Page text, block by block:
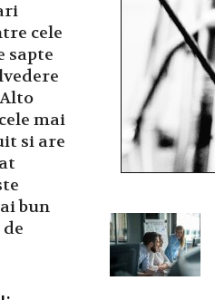
cele
sapte
mai
si are
bun